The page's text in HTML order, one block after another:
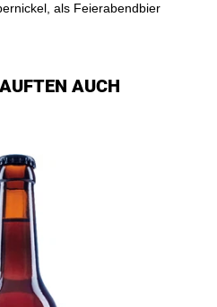
als Feierabendbier
AUCH